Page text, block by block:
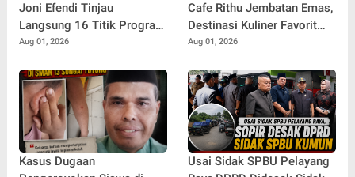
Joni Efendi Tinjau
Langsung 16 Titik Program
Bedah Rumah Aspirasi DPR
Kecamatan Gunung Kerinci
Aug 01, 2026
Cafe Rithu Jembatan Emas,
Destinasi Kuliner Favorit
untuk Nongkrong, Arisan,
Pelayang
Aug 01, 2026
Kasus Dugaan
Usai Sidak SPBU Pelayang